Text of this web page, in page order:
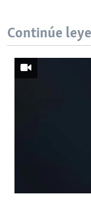
Continúe